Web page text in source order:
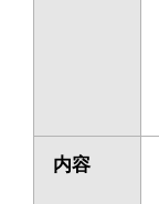
内容